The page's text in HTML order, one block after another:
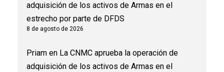
adquisición de los activos de Armas en el
estrecho por parte de DFDS
8 de agosto de 2026
Priam en La CNMC aprueba la operación de
adquisición de los activos de Armas en el